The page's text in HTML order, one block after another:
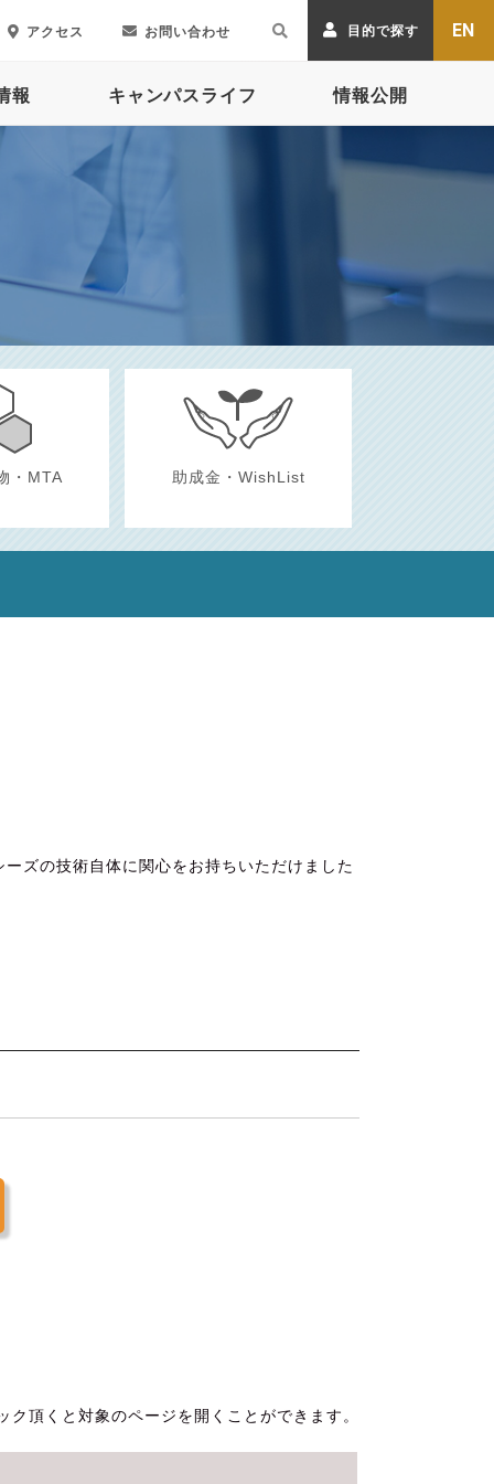
アクセス お問い合わせ 目的で探す EN
報 キャンパスライフ 情報公開
・MTA 助成金・ WishList
ズの技術自体に関心をお持ちいただけました
ク頂くと対象のページを開くことができます。